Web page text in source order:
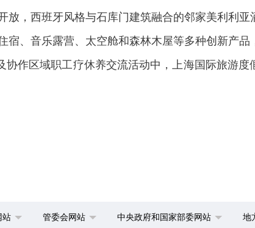
放，西班牙风格与石库门建筑融合的邻家美利利
宿、音乐露营、太空舱和森林木屋等多种创新产
作区域职工疗休养交流活动中，上海国际旅游
站 管委会网站 中央政府和国家部委网站 地